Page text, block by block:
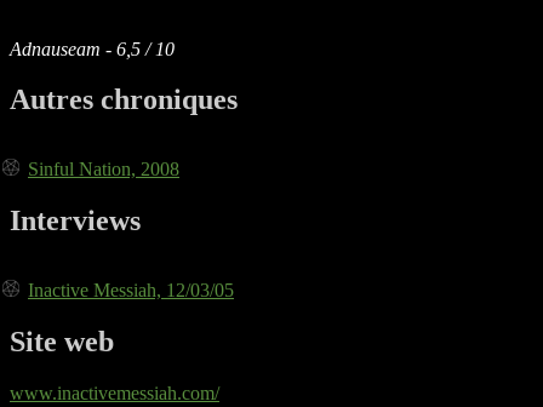
Adnauseam - 6,5 / 10
Autres chroniques
Sinful Nation, 2008
Interviews
Inactive Messiah, 12/03/05
Site web
www.inactivemessiah.com/